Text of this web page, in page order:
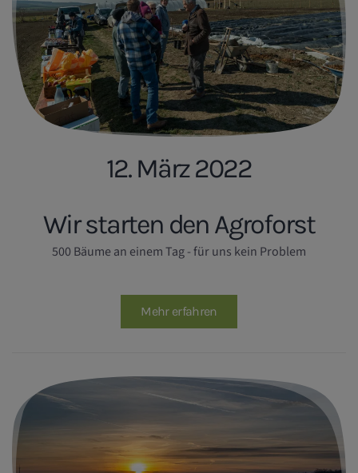
12. März 2022
Wir starten den Agroforst
500 Bäume an einem Tag - für uns kein Problem
Mehr erfahren